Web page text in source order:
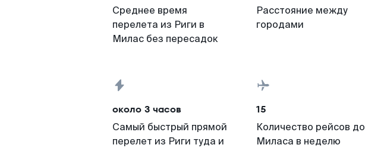
Среднее время
перелета из Риги в
Милас без пересадок
Расстояние между
городами
около 3 часов
Самый быстрый прямой
перелет из Риги туда и
15
Количество рейсов до
Миласа в неделю